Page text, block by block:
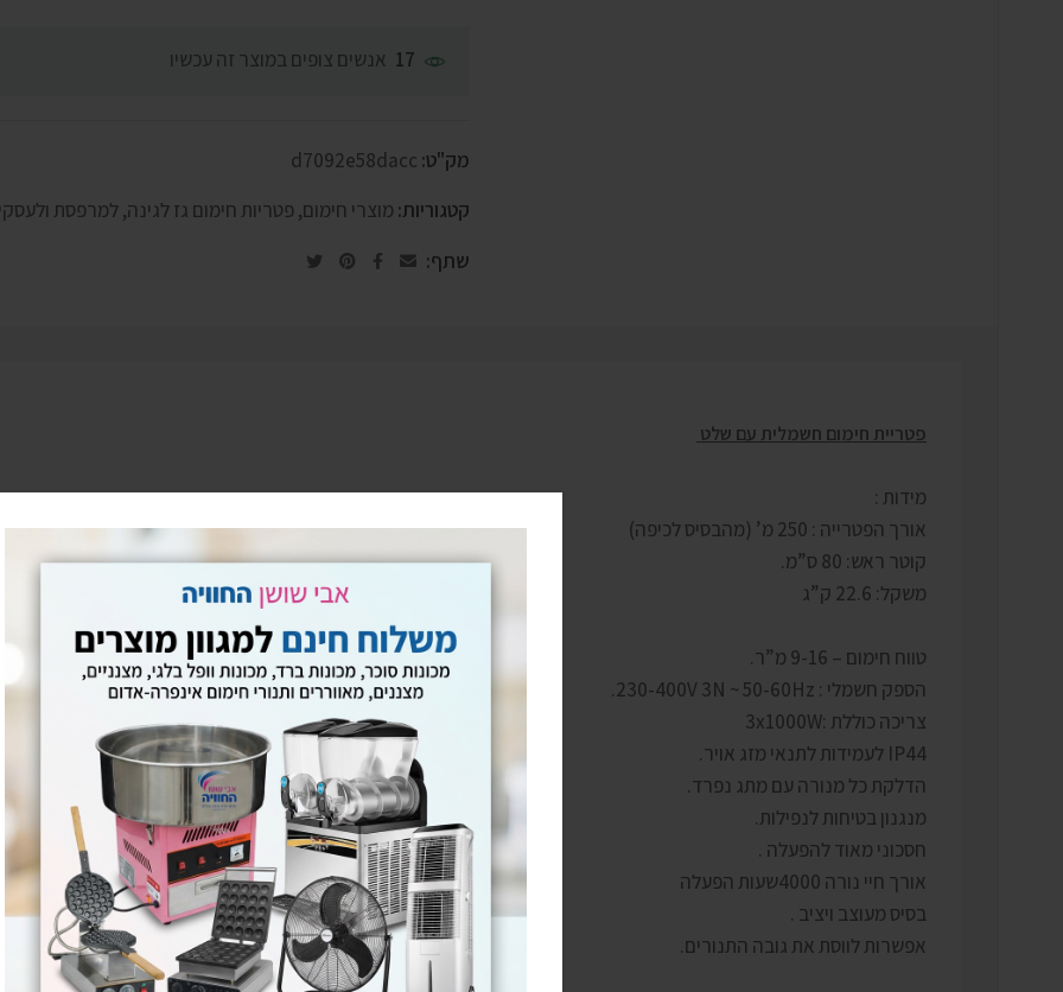
17 אנשים צופים במוצר זה עכשיו
מק"ט: d7092e58dacc
קטגוריות: מוצרי חימום, פטריות חימום גז לגינה, למרפסת
שתף:
פטריית חימום חשמלית עם שלט
מידות :
אורך הפטרייה : 250 מ’ (מהבסיס לכיפה)
קוטר ראש: 80 ס”מ.
משקל: 22.6 ק”ג
טווח חימום – 9-16 מ”ר.
הספק חשמלי : 230-400V 3N ~ 50-60Hz.
צריכה כוללת :3x1000W
IP44 לעמידות לתנאי מזג אויר.
הדלקת כל מנורה עם מתג נפרד.
מנגנון בטיחות לנפילות.
חסכוני מאוד להפעלה .
אורך חיי נורה 4000שעות הפעלה
בסיס מעוצב ויציב .
אפשרות לווסת את גובה התנורים.